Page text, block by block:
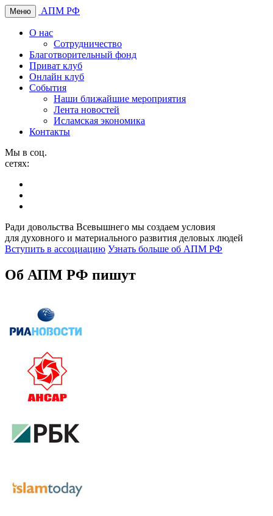
Меню АПМ РФ
О нас
Сотрудничество
Благотворительный фонд
Приват клуб
Онлайн клуб
События
Наши ближайшие мероприятия
Лента новостей
Исламская экономика
Контакты
Мы в соц.
сетях:
Ради довольства Всевышнего мы создаем условия
для духовного и материального развития деловых людей
Вступить в ассоциацию Узнать больше об АПМ РФ
Об АПМ РФ пишут